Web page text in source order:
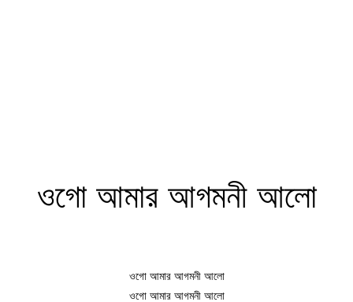
ওগো আমার আগমনী আলো
ওগো আমার আগমনী আলো
ওগো আমার আগমনী আলো